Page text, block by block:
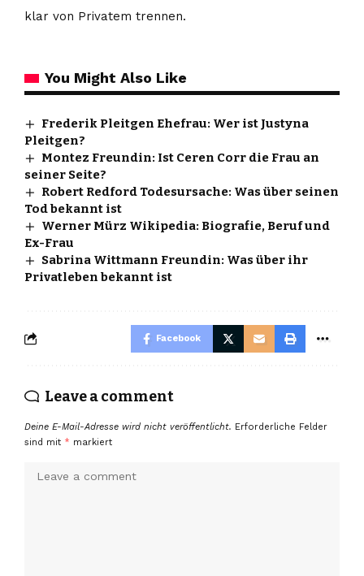
klar von Privatem trennen.
You Might Also Like
Frederik Pleitgen Ehefrau: Wer ist Justyna
Pleitgen?
Montez Freundin: Ist Ceren Corr die Frau an
seiner Seite?
Robert Redford Todesursache: Was über seinen
Tod bekannt ist
Werner Mürz Wikipedia: Biografie, Beruf und
Ex-Frau
Sabrina Wittmann Freundin: Was über ihr
Privatleben bekannt ist
Facebook
Leave a comment
Deine E-Mail-Adresse wird nicht veröffentlicht. Erforderliche Felder
sind mit * markiert